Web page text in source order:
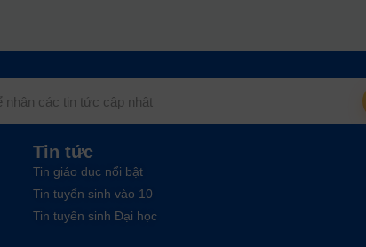
Tin tức
Tin giáo dục nổi bật
Tin tuyển sinh vào 10
Tin tuyển sinh Đại học